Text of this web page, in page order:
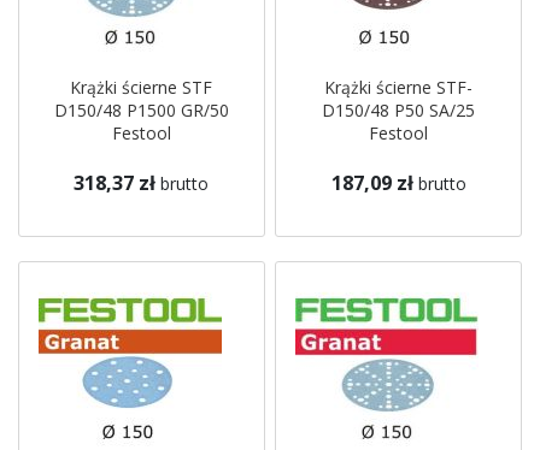
Krążki ścierne STF
D150/48 P1500 GR/50
Festool
318,37 zł brutto
Krążki ścierne STF-
D150/48 P50 SA/25
Festool
187,09 zł brutto